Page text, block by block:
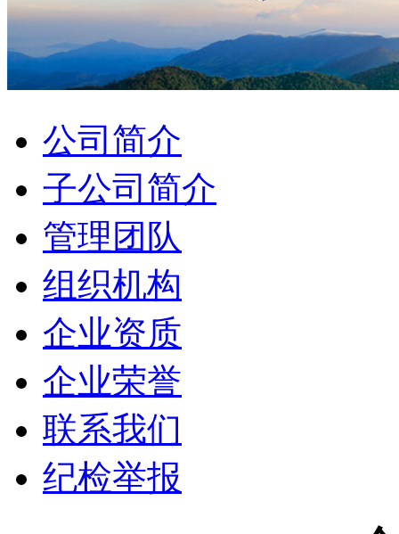
公司简介
子公司简介
管理团队
组织机构
企业资质
企业荣誉
联系我们
纪检举报